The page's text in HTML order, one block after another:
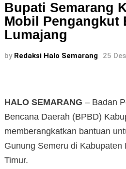
Bupati Semarang
Mobil Pengangkut
Lumajang
by Redaksi Halo Semarang 25
HALO SEMARANG – Badan
Bencana Daerah (BPBD)
memberangkatkan bantuan
Gunung Semeru di Kabupaten
Timur.